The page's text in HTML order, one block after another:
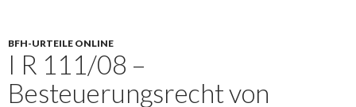
BFH-URTEILE ONLINE
I R 111/08 –
Besteuerungsrecht von